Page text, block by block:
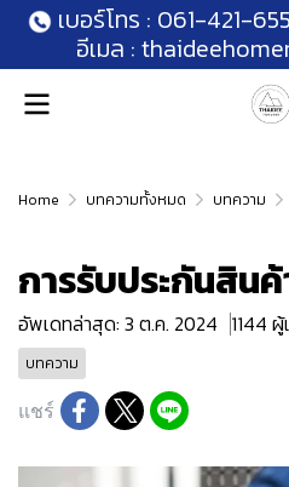
เบอร์โทร : 061-421-
อีเมล :
Home บทความทั้งหมด บทความ
การรับประกันสิน
อัพเดทล่าสุด: 3 ต.ค. 2024 1144
บทความ
แชร์